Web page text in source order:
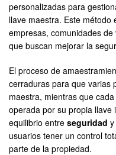
personalizadas para
llave maestra. Este
empresas, comunidades
que buscan mejorar la
El proceso de
cerraduras para que varias
maestra, mientras que
operada por su propia llave
equilibrio entre seguridad y
usuarios tener un control
parte de la propiedad.